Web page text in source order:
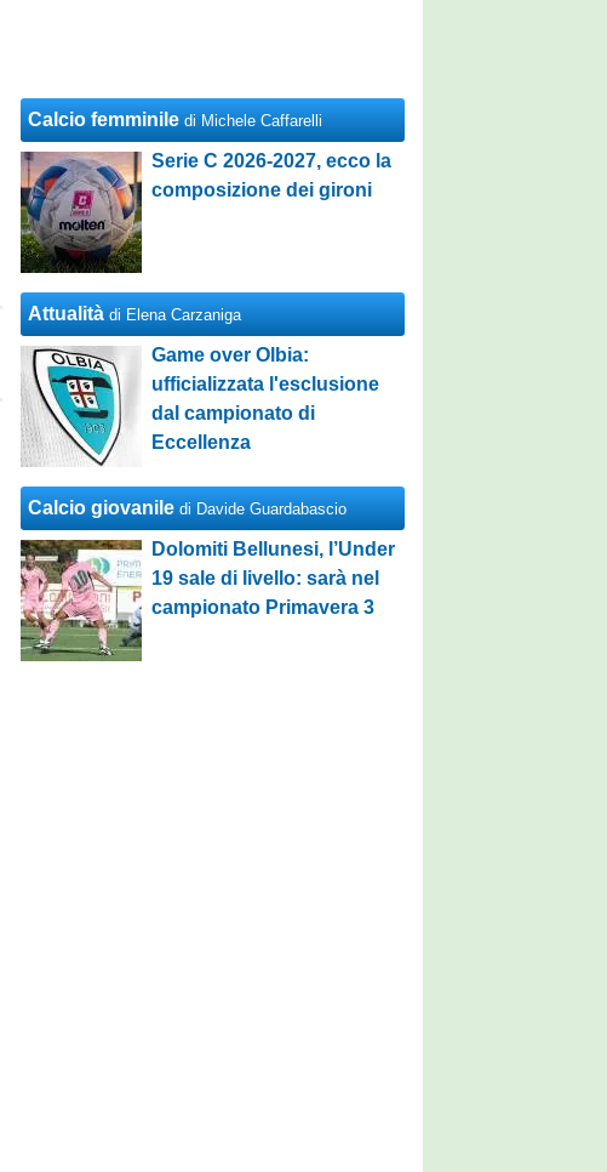
Calcio femminile di Michele Caffarelli
Serie C 2026-2027, ecco la
composizione dei gironi
Attualità di Elena Carzaniga
Game over Olbia:
ufficializzata l'esclusione
dal campionato di
Eccellenza
Calcio giovanile di Davide Guardabascio
Dolomiti Bellunesi, l’Under
19 sale di livello: sarà nel
campionato Primavera 3